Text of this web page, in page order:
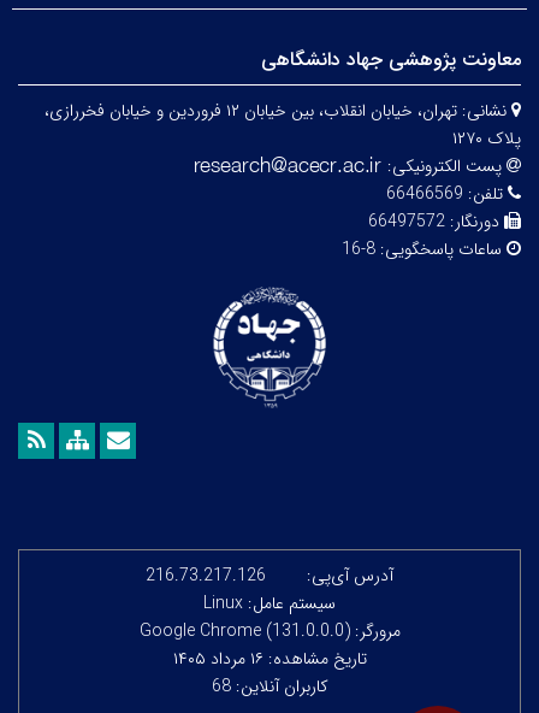
معاونت پژوهشی جهاد دانشگاهی
نشانی:
تهران، خیابان انقلاب، بین خیابان ۱۲ فروردین و خیابان فخررازی،
پلاک ۱۲۷۰
پست الکترونیکی:
تلفن: 66466569
دورنگار: 66497572
ساعات پاسخگویی: 8-16
آدرس آی‌پی:
216.73.217.126
سیستم عامل: Linux
مرورگر: Google Chrome (131.0.0.0)
تاریخ مشاهده: ۱۶ مرداد ۱۴۰۵
کاربران آنلاین: 68